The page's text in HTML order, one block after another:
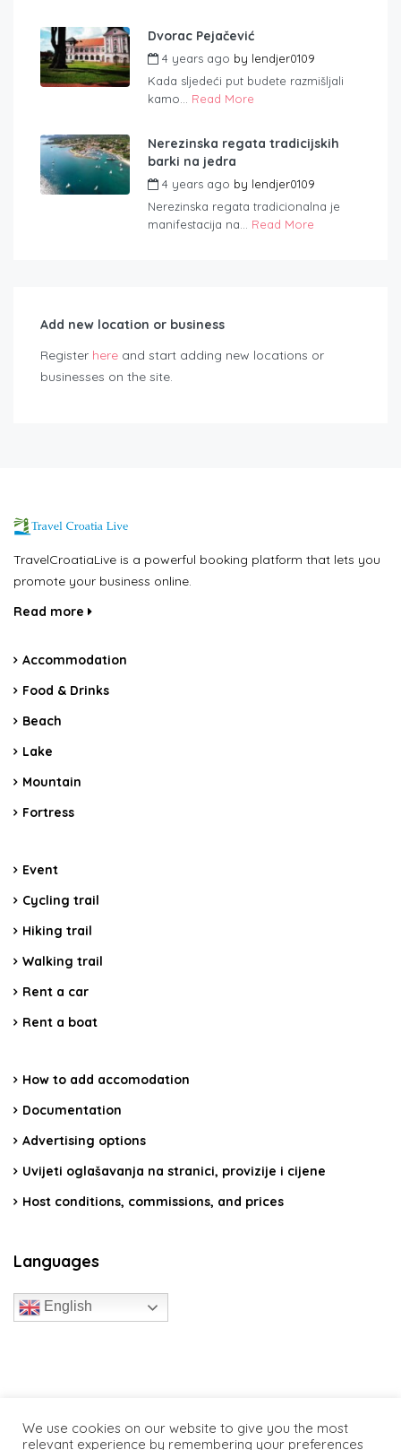
Dvorac Pejačević
4 years ago by lendjer0109
Kada sljedeći put budete razmišljali
kamo... Read More
Nerezinska regata tradicijskih
barki na jedra
4 years ago by lendjer0109
Nerezinska regata tradicionalna je
manifestacija na... Read More
Add new location or business
Register here and start adding new locations or
businesses on the site.
TravelCroatiaLive is a powerful booking platform that lets you
promote your business online.
Read more
Accommodation
Food & Drinks
Beach
Lake
Mountain
Fortress
Event
Cycling trail
Hiking trail
Walking trail
Rent a car
Rent a boat
How to add accomodation
Documentation
Advertising options
Uvijeti oglašavanja na stranici, provizije i cijene
Host conditions, commissions, and prices
Languages
English
We use cookies on our website to give you the most
relevant experience by remembering your preferences